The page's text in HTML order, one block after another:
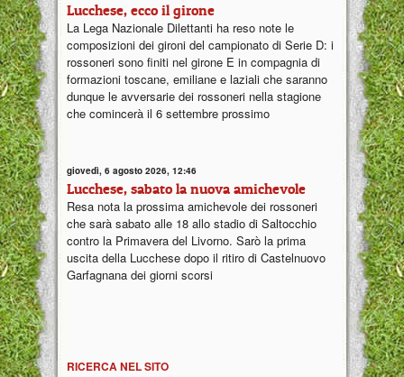
Lucchese, ecco il girone
La Lega Nazionale Dilettanti ha reso note le
composizioni dei gironi del campionato di Serie D: i
rossoneri sono finiti nel girone E in compagnia di
formazioni toscane, emiliane e laziali che saranno
dunque le avversarie dei rossoneri nella stagione
che comincerà il 6 settembre prossimo
giovedì, 6 agosto 2026, 12:46
Lucchese, sabato la nuova amichevole
Resa nota la prossima amichevole dei rossoneri
che sarà sabato alle 18 allo stadio di Saltocchio
contro la Primavera del Livorno. Sarò la prima
uscita della Lucchese dopo il ritiro di Castelnuovo
Garfagnana dei giorni scorsi
RICERCA NEL SITO